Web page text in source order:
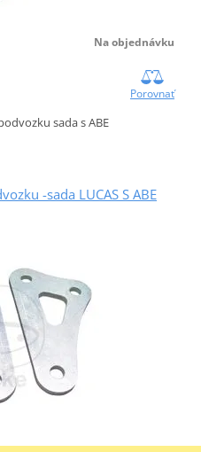
Na objednávku
Porovnať
sada s ABE
-sada LUCAS S ABE